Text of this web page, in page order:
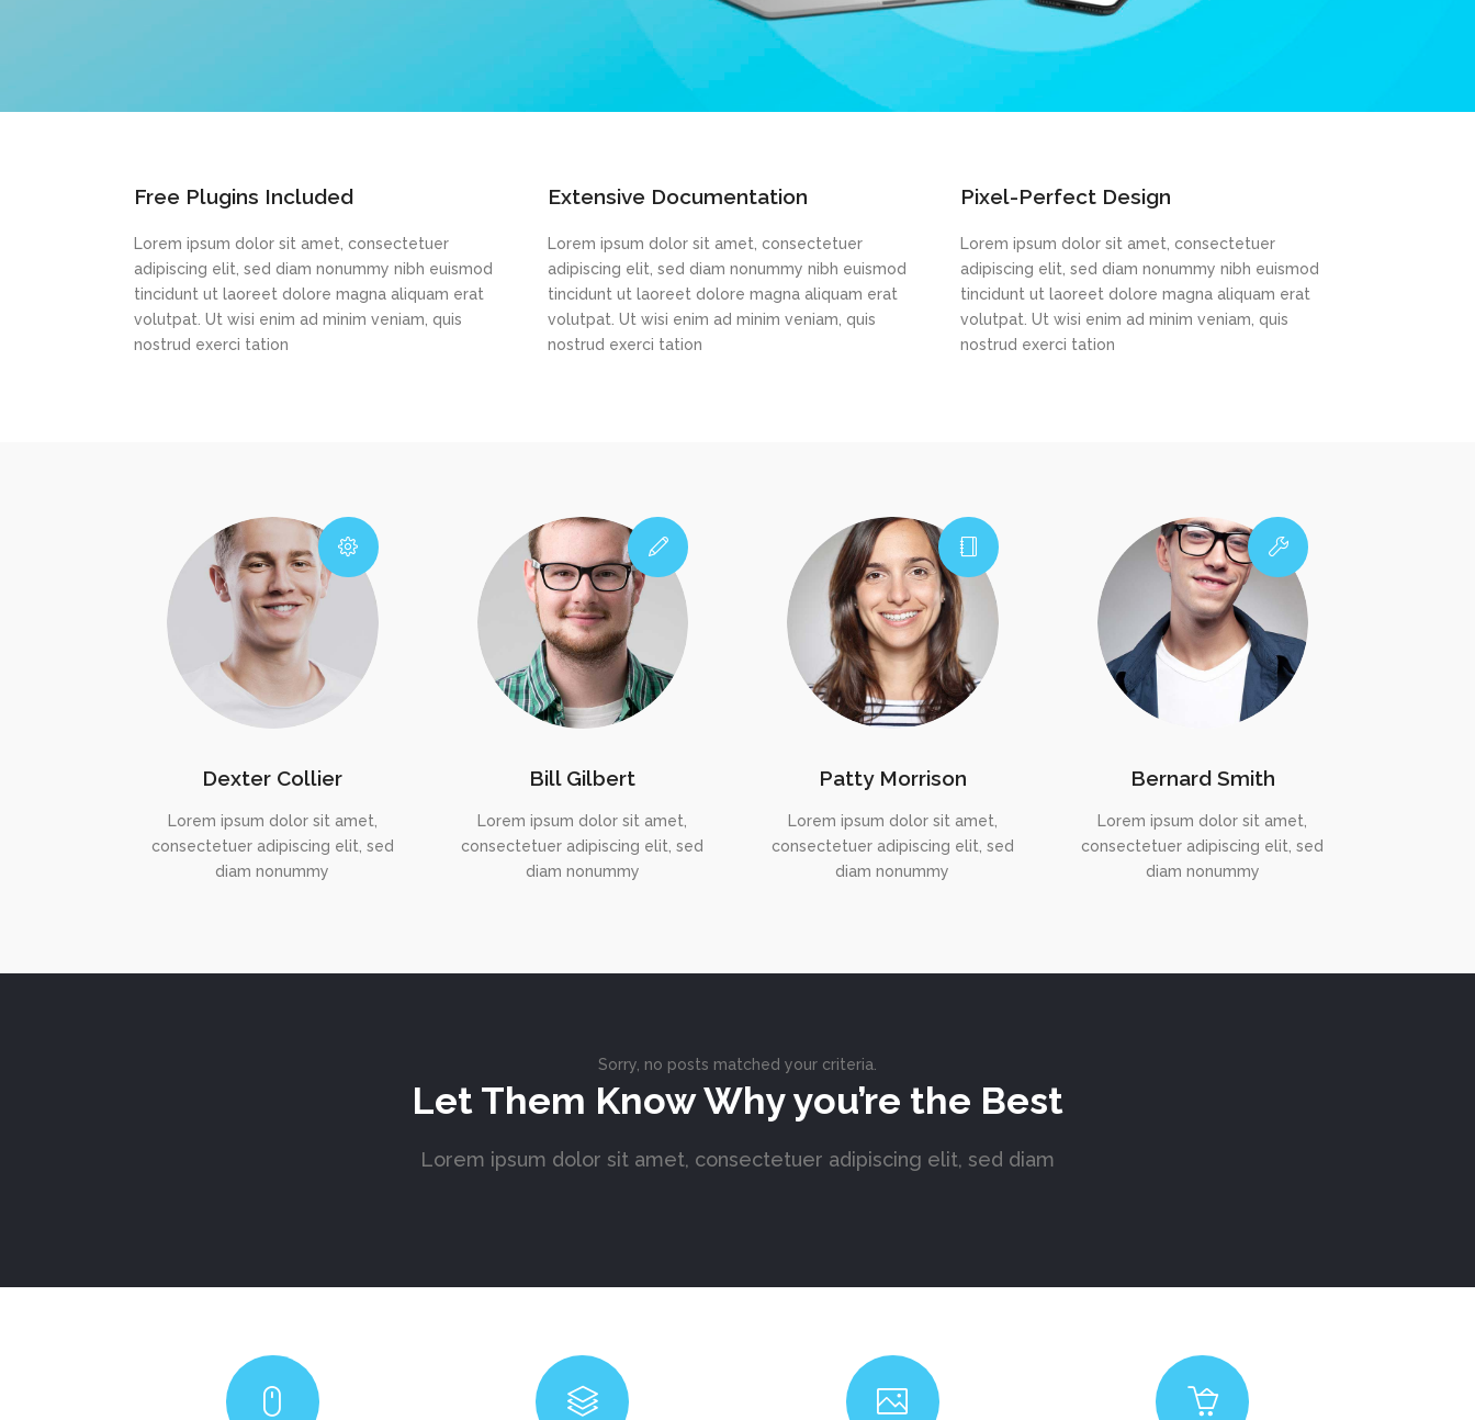
Free Plugins Included
Lorem ipsum dolor sit amet, consectetuer
adipiscing elit, sed diam nonummy nibh euismod
tincidunt ut laoreet dolore magna aliquam erat
volutpat. Ut wisi enim ad minim veniam, quis
nostrud exerci tation
Extensive Documentation
Lorem ipsum dolor sit amet, consectetuer
adipiscing elit, sed diam nonummy nibh euismod
tincidunt ut laoreet dolore magna aliquam erat
volutpat. Ut wisi enim ad minim veniam, quis
nostrud exerci tation
Pixel-Perfect Design
Lorem ipsum dolor sit amet, consectetuer
adipiscing elit, sed diam nonummy nibh euismod
tincidunt ut laoreet dolore magna aliquam erat
volutpat. Ut wisi enim ad minim veniam, quis
nostrud exerci tation
Dexter Collier
Lorem ipsum dolor sit amet,
consectetuer adipiscing elit, sed
diam nonummy
Bill Gilbert
Lorem ipsum dolor sit amet,
consectetuer adipiscing elit, sed
diam nonummy
Patty Morrison
Lorem ipsum dolor sit amet,
consectetuer adipiscing elit, sed
diam nonummy
Bernard Smith
Lorem ipsum dolor sit amet,
consectetuer adipiscing elit, sed
diam nonummy
Sorry, no posts matched your criteria.
Let Them Know Why you’re the Best
Lorem ipsum dolor sit amet, consectetuer adipiscing elit, sed diam